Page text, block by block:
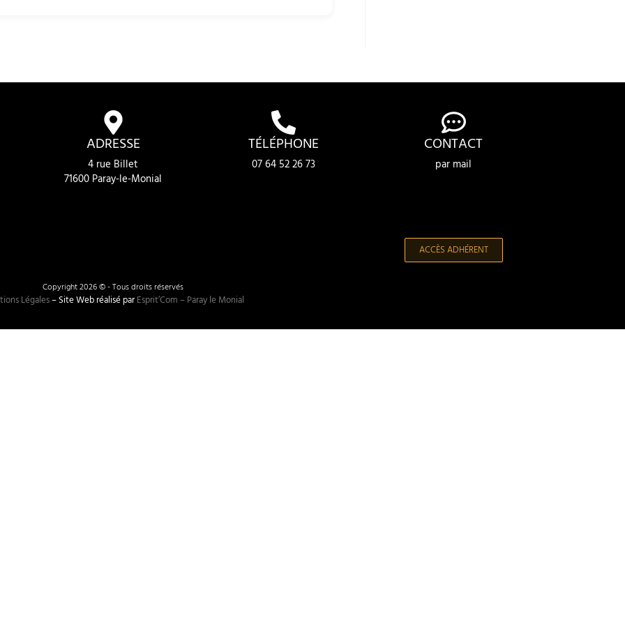
ADRESSE
4 rue Billet
71600 Paray-le-Monial
TÉLÉPHONE
07 64 52 26 73
CONTACT
par mail
ACCÈS ADHÉRENT
Copyright 2026 © - Tous droits réservés
Légales– Site Web réalisé parEsprit’Com – Paray le Monial